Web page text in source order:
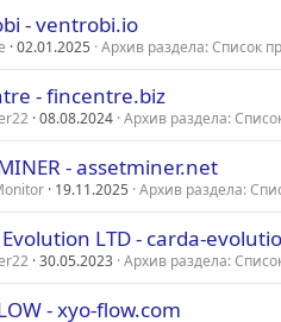
- ventrobi.io
02.01.2025 Архив раздела: Список
- fincentre.biz
08.08.2024 Архив раздела:
- assetminer.net
19.11.2025 Архив раздела:
LTD - carda-
30.05.2023 Архив раздела:
- xyo-flow.com